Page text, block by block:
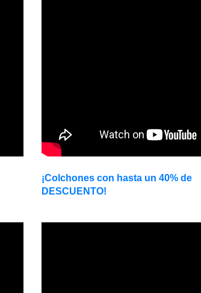
¡Colchones con hasta un 40% de
DESCUENTO!